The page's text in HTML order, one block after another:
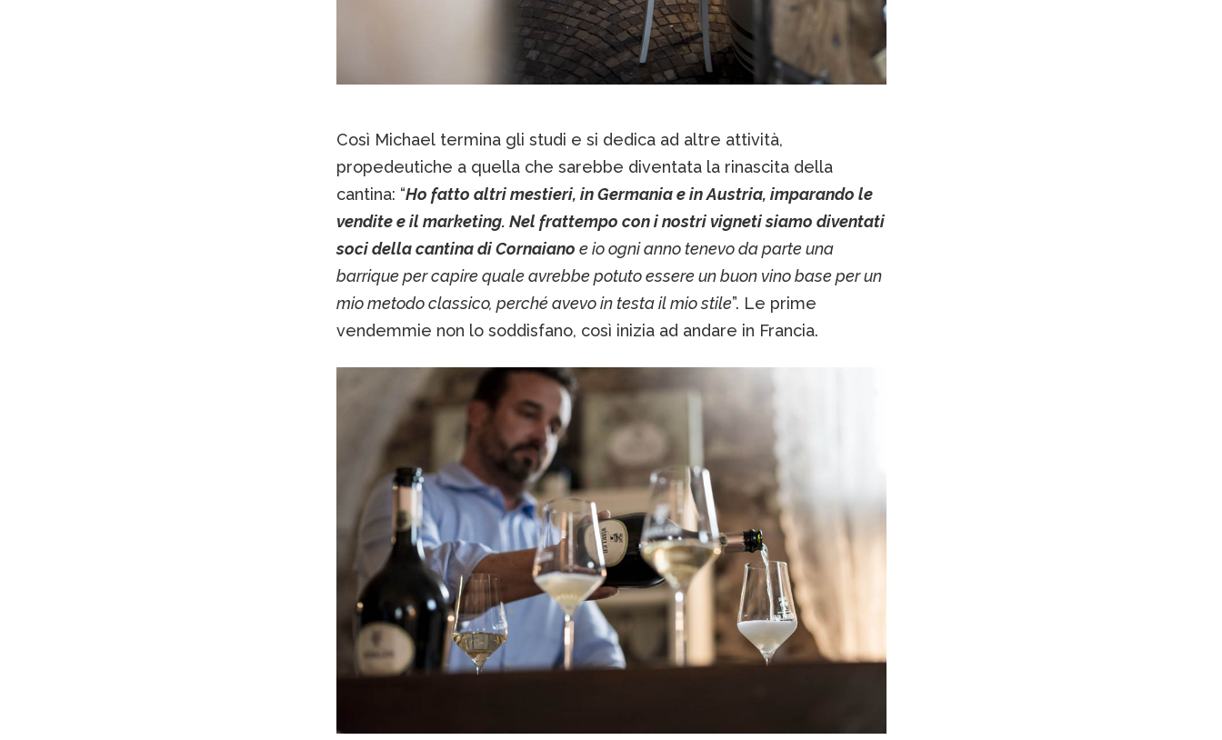
Così Michael termina gli studi e si dedica ad altre attività,
propedeutiche a quella che sarebbe diventata la rinascita della
cantina: “Ho fatto altri mestieri, in Germania e in Austria, imparando le
vendite e il marketing. Nel frattempo con i nostri vigneti siamo diventati
soci della cantina di Cornaiano e io ogni anno tenevo da parte una
barrique per capire quale avrebbe potuto essere un buon vino base per un
mio metodo classico, perché avevo in testa il mio stile”. Le prime
vendemmie non lo soddisfano, così inizia ad andare in Francia.